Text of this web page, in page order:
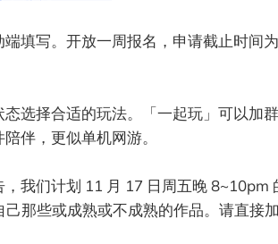
端填写。开放一周报名，申请截止时间
选择合适的玩法。「一起玩」可以加
伴，更似单机网游。
，我们计划 11 月 17 日周五晚
那些或成熟或不成熟的作品。请直接